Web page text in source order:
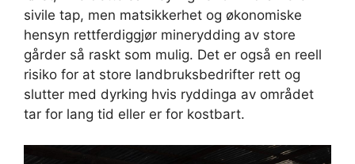
sivile tap, men matsikkerhet og økonomiske
hensyn rettferdiggjør minerydding av store
gårder så raskt som mulig. Det er også en reell
risiko for at store landbruksbedrifter rett og
slutter med dyrking hvis ryddinga av området
tar for lang tid eller er for kostbart.